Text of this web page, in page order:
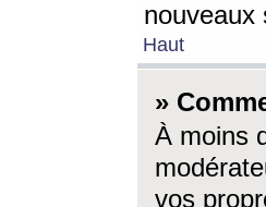
nouveaux
Haut
»
À moins
vos